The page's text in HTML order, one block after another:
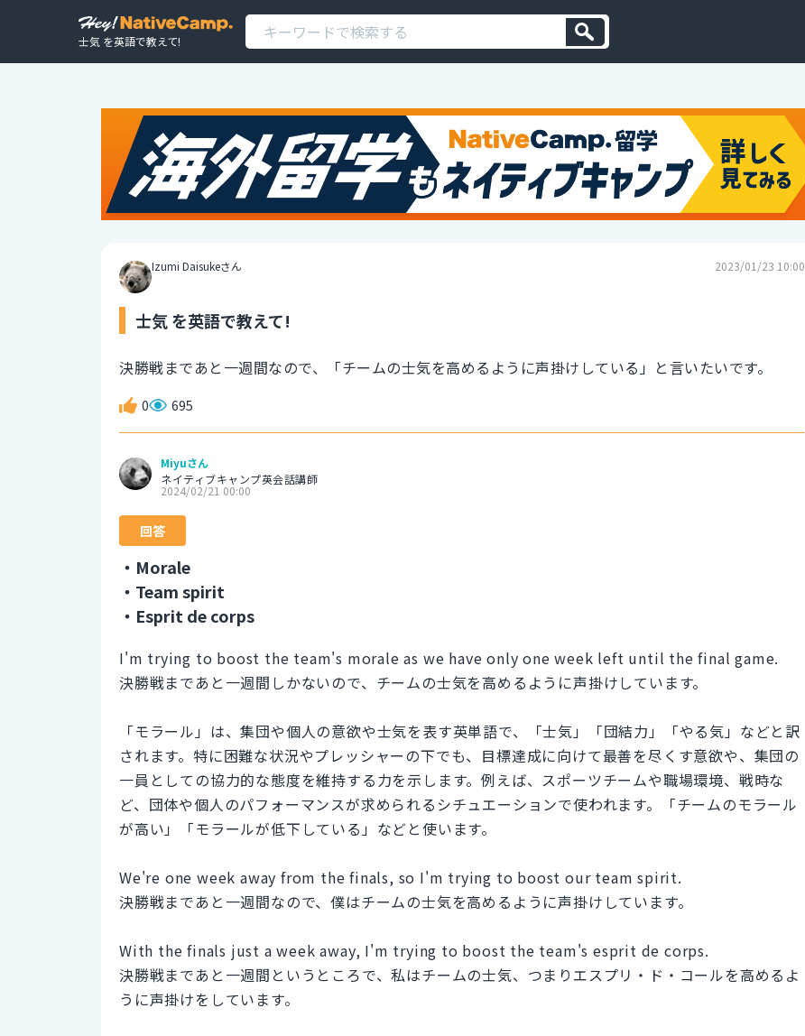
士気 を英語で教えて!
Izumi Daisukeさん 2023/01/23 10:00
士気 を英語で教えて!
決勝戦まであと一週間なので、「チームの士気を高めるように声掛けしている」と言いたいです。
0 695
Miyuさん
ネイティブキャンプ英会話講師
2024/02/21 00:00
回答
・Morale
・Team spirit
・Esprit de corps
I'm trying to boost the team's morale as we have only one week left until the final game.
決勝戦まであと一週間しかないので、チームの士気を高めるように声掛けしています。
「モラール」は、集団や個人の意欲や士気を表す英単語で、「士気」「団結力」「やる気」などと訳
されます。特に困難な状況やプレッシャーの下でも、目標達成に向けて最善を尽くす意欲や、集団の
一員としての協力的な態度を維持する力を示します。例えば、スポーツチームや職場環境、戦時な
ど、団体や個人のパフォーマンスが求められるシチュエーションで使われます。「チームのモラール
が高い」「モラールが低下している」などと使います。
We're one week away from the finals, so I'm trying to boost our team spirit.
決勝戦まであと一週間なので、僕はチームの士気を高めるように声掛けしています。
With the finals just a week away, I'm trying to boost the team's esprit de corps.
決勝戦まであと一週間というところで、私はチームの士気、つまりエスプリ・ド・コールを高めるよ
うに声掛けをしています。